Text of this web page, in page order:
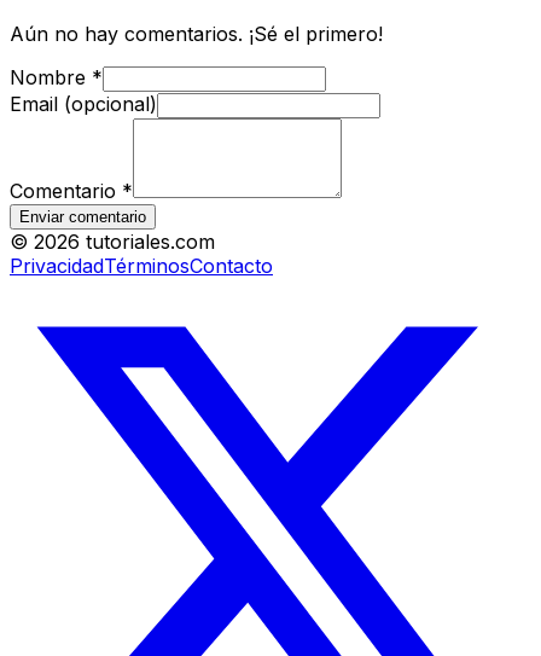
Aún no hay comentarios. ¡Sé el primero!
Nombre *
Email (opcional)
Comentario *
Enviar comentario
© 2026 tutoriales.com
PrivacidadTérminosContacto